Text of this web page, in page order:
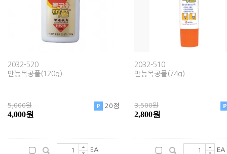
2032-520
만능목공풀(120g)
5,000원
4,000원
20점
EA
2032-510
만능목공풀(74g)
3,500원
2,800원
EA